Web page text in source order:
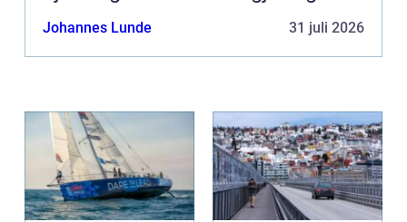
Johannes Lunde 31 juli 2026